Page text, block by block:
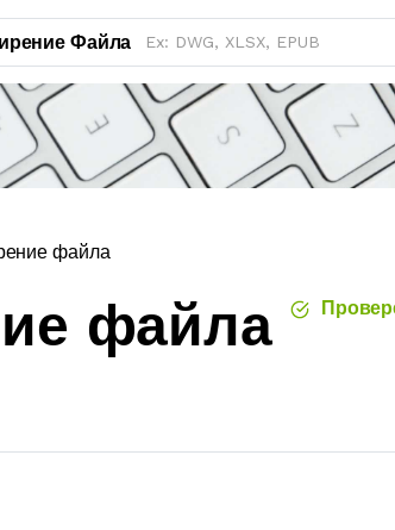
Файла
файла
файла